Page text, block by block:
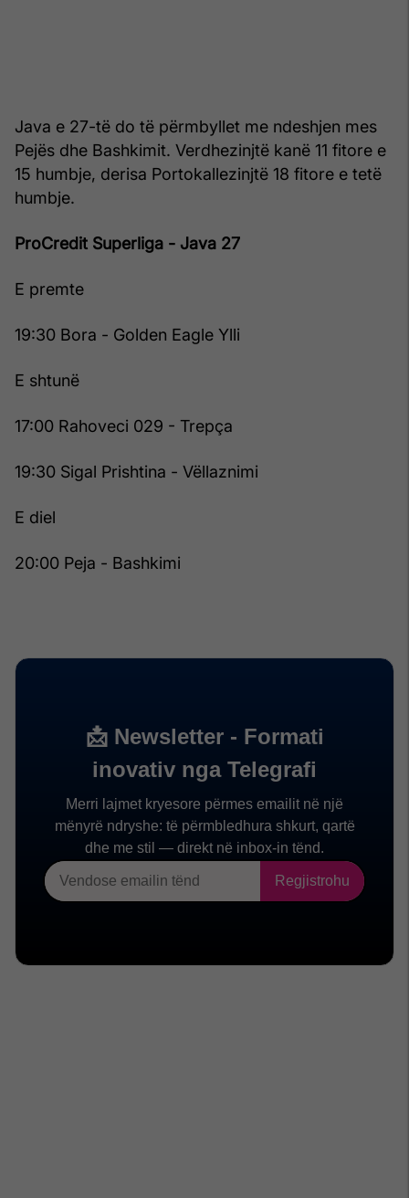
Java e 27-të do të përmbyllet me ndeshjen mes
Pejës dhe Bashkimit. Verdhezinjtë kanë 11 fitore e
15 humbje, derisa Portokallezinjtë 18 fitore e tetë
humbje.
ProCredit Superliga - Java 27
E premte
19:30 Bora - Golden Eagle Ylli
E shtunë
17:00 Rahoveci 029 - Trepça
19:30 Sigal Prishtina - Vëllaznimi
E diel
20:00 Peja - Bashkimi